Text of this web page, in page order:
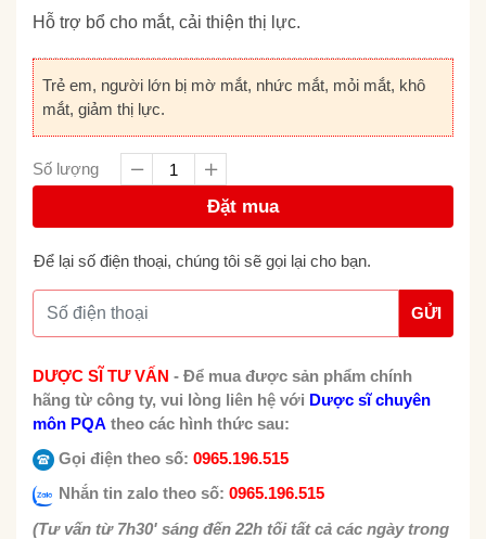
Hỗ trợ bổ cho mắt, cải thiện thị lực.
Trẻ em, người lớn bị mờ mắt, nhức mắt, mỏi mắt, khô
mắt, giảm thị lực.
Số lượng
Đặt mua
Để lại số điện thoại, chúng tôi sẽ gọi lại cho bạn.
GỬI
DƯỢC SĨ TƯ VẤN - Để mua được sản phẩm chính
hãng từ công ty, vui lòng liên hệ với Dược sĩ chuyên
môn PQA theo các hình thức sau:
Gọi điện theo số: 0965.196.515
Nhắn tin zalo theo số: 0965.196.515
(Tư vấn từ 7h30' sáng đến 22h tối tất cả các ngày trong